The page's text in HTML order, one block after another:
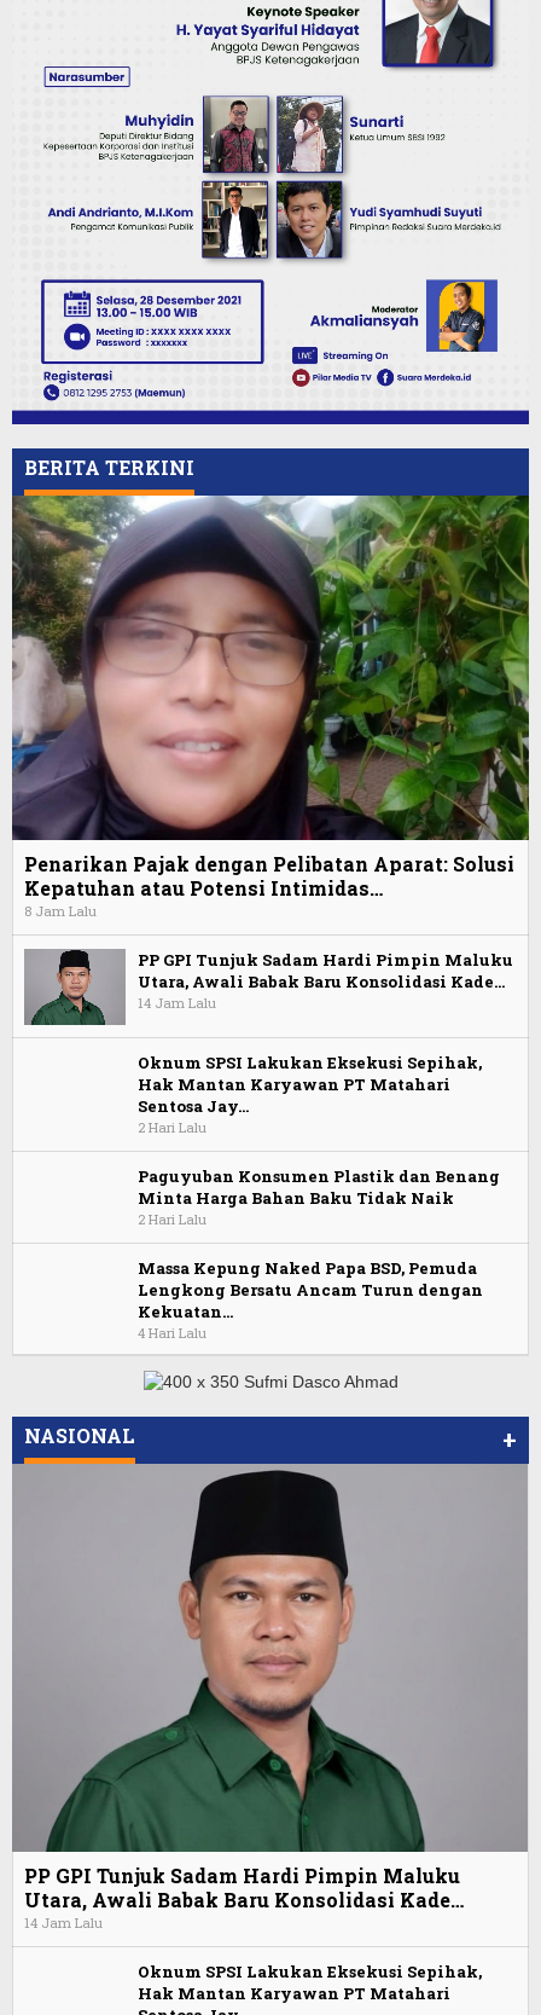
BERITA TERKINI
Penarikan Pajak dengan Pelibatan Aparat: Solusi
Kepatuhan atau Potensi Intimidas…
8 Jam Lalu
PP GPI Tunjuk Sadam Hardi Pimpin Maluku
Utara, Awali Babak Baru Konsolidasi Kade…
14 Jam Lalu
Oknum SPSI Lakukan Eksekusi Sepihak,
Hak Mantan Karyawan PT Matahari
Sentosa Jay…
2 Hari Lalu
Paguyuban Konsumen Plastik dan Benang
Minta Harga Bahan Baku Tidak Naik
2 Hari Lalu
Massa Kepung Naked Papa BSD, Pemuda
Lengkong Bersatu Ancam Turun dengan
Kekuatan…
4 Hari Lalu
NASIONAL +
PP GPI Tunjuk Sadam Hardi Pimpin Maluku
Utara, Awali Babak Baru Konsolidasi Kade…
14 Jam Lalu
Oknum SPSI Lakukan Eksekusi Sepihak,
Hak Mantan Karyawan PT Matahari